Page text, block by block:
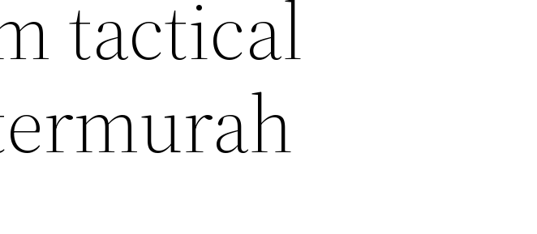
tactical